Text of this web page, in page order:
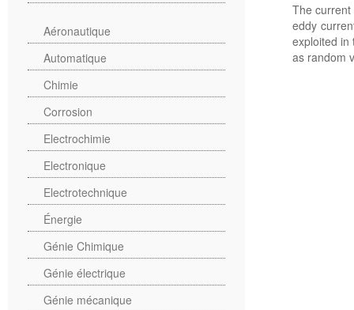
The
eddy
exploited in
as random
Aéronautique
Automatique
Chimie
Corrosion
Electrochimie
Electronique
Electrotechnique
Énergie
Génie Chimique
Génie électrique
Génie mécanique